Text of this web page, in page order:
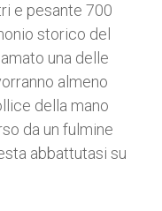
e pesante 700
storico del
una delle
almeno
della mano
da un fulmine
abbattutasi su